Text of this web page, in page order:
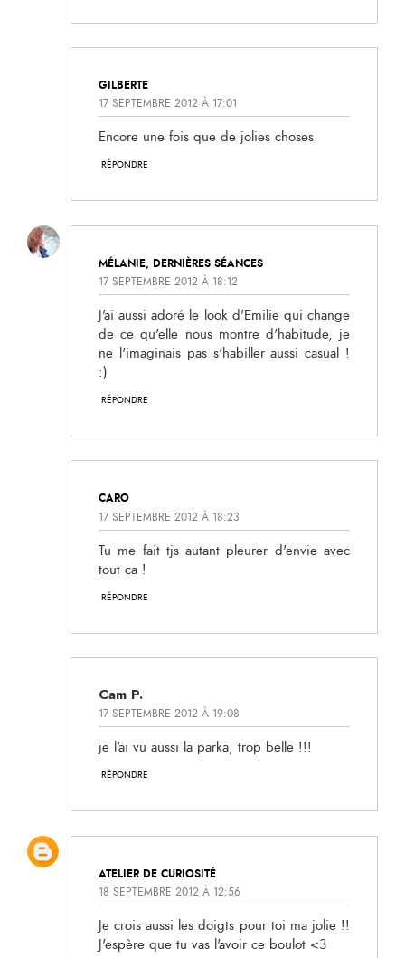
GILBERTE
17 SEPTEMBRE 2012 À 17:01
Encore une fois que de jolies choses
RÉPONDRE
MÉLANIE, DERNIÈRES SÉANCES
17 SEPTEMBRE 2012 À 18:12
J'ai aussi adoré le look d'Emilie qui change
de ce qu'elle nous montre d'habitude, je
ne l'imaginais pas s'habiller aussi casual !
:)
RÉPONDRE
CARO
17 SEPTEMBRE 2012 À 18:23
Tu me fait tjs autant pleurer d'envie avec
tout ca !
RÉPONDRE
Cam P.
17 SEPTEMBRE 2012 À 19:08
je l'ai vu aussi la parka, trop belle !!!
RÉPONDRE
ATELIER DE CURIOSITÉ
18 SEPTEMBRE 2012 À 12:56
Je crois aussi les doigts pour toi ma jolie !!
J'espère que tu vas l'avoir ce boulot <3